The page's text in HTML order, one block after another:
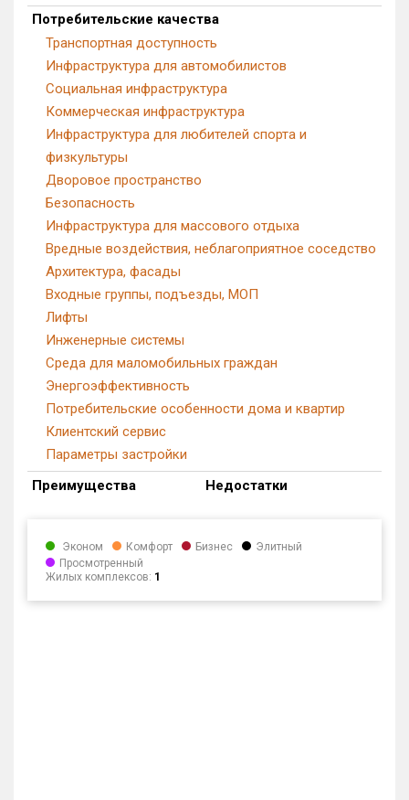
Потребительские качества
Транспортная доступность
Инфраструктура для автомобилистов
Социальная инфраструктура
Коммерческая инфраструктура
Инфраструктура для любителей спорта и
физкультуры
Дворовое пространство
Безопасность
Инфраструктура для массового отдыха
Вредные воздействия, неблагоприятное соседство
Архитектура, фасады
Входные группы, подъезды, МОП
Лифты
Инженерные системы
Среда для маломобильных граждан
Энергоэффективность
Потребительские особенности дома и квартир
Клиентский сервис
Параметры застройки
Преимущества
Недостатки
Эконом Комфорт Бизнес
Элитный
Просмотренный
Жилых комплексов: 1